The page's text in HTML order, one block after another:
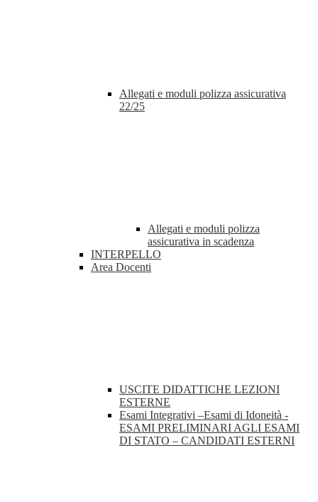
Allegati e moduli polizza assicurativa
22/25
Allegati e moduli polizza
assicurativa in scadenza
INTERPELLO
Area Docenti
USCITE DIDATTICHE LEZIONI
ESTERNE
Esami Integrativi –Esami di Idoneità -
ESAMI PRELIMINARI AGLI ESAMI
DI STATO – CANDIDATI ESTERNI